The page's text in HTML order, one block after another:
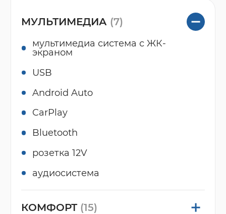
МУЛЬТИМЕДИА (7)
мультимедиа система с ЖК-
экраном
USB
Android Auto
CarPlay
Bluetooth
розетка 12V
аудиосистема
КОМФОРТ (15)